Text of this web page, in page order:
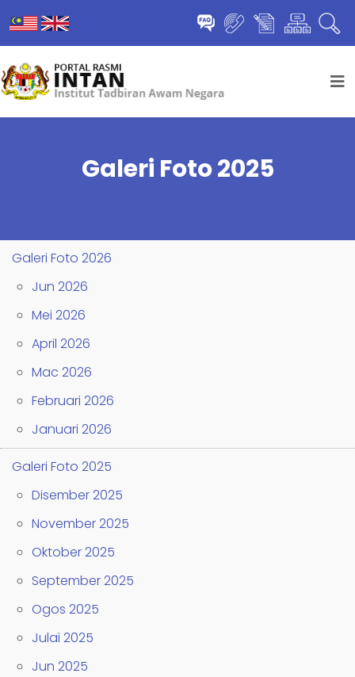
Galeri Foto 2025
Galeri Foto 2026
Jun 2026
Mei 2026
April 2026
Mac 2026
Februari 2026
Januari 2026
Galeri Foto 2025
Disember 2025
November 2025
Oktober 2025
September 2025
Ogos 2025
Julai 2025
Jun 2025